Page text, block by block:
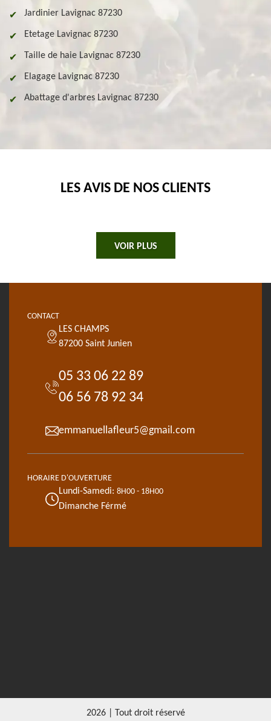
Jardinier Lavignac 87230
Etetage Lavignac 87230
Taille de haie Lavignac 87230
Elagage Lavignac 87230
Abattage d'arbres Lavignac 87230
LES AVIS DE NOS CLIENTS
VOIR PLUS
CONTACT
LES CHAMPS
87200 Saint Junien
05 33 06 22 89
06 56 78 92 34
emmanuellafleur5@gmail.com
HORAIRE D'OUVERTURE
Lundi-Samedi: 8H00 - 18H00
Dimanche Férmé
2026 | Tout droit réservé